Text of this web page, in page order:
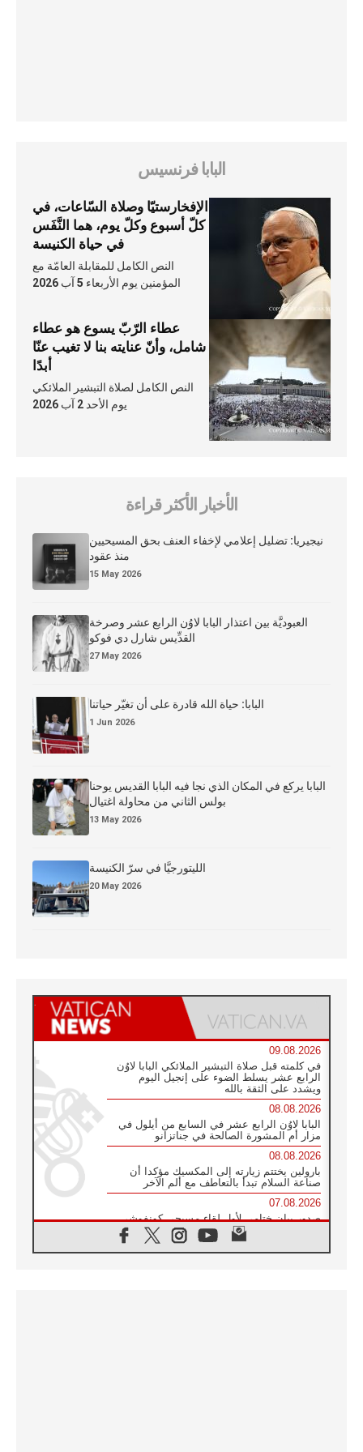
البابا فرنسيس
الإفخارستيّا وصلاة السّاعات، في
كلّ أسبوع وكلّ يوم، هما النَّفَس
في حياة الكنيسة
النص الكامل للمقابلة العامّة مع
المؤمنين يوم الأربعاء 5 آب 2026
عطاء الرّبّ يسوع هو عطاء
شامل، وأنّ عنايته بنا لا تغيب عنّا
أبدًا
النص الكامل لصلاة التبشير الملائكي
يوم الأحد 2 آب 2026
الأخبار الأكثر قراءة
نيجيريا: تضليل إعلامي لإخفاء العنف بحق المسيحيين
منذ عقود
15 May 2026
العبوديَّة بين اعتذار البابا لاوُن الرابع عشر وصرخة
القدِّيس شارل دي فوكو
27 May 2026
البابا: حياة الله قادرة على أن تغيّر حياتنا
1 Jun 2026
البابا يركع في المكان الذي نجا فيه البابا القديس يوحنا
بولس الثاني من محاولة اغتيال
13 May 2026
الليتورجيَّا في سرّ الكنيسة
20 May 2026
09.08.2026
في كلمته قبل صلاة التبشير الملائكي البابا لاوُن
الرابع عشر يسلط الضوء على إنجيل اليوم
ويشدد على الثقة بالله
08.08.2026
البابا لاوُن الرابع عشر في السابع من أيلول في
مزار أم المشورة الصالحة في جناتزانو
08.08.2026
بارولين يختتم زيارته إلى المكسيك مؤكدا أن
صناعة السلام تبدأ بالتعاطف مع ألم الآخر
07.08.2026
صدور بيان ختامي لأول لقاء مسيحي كونفوشي
بمشاركة الدائرة الفاتيكانية للحوار بين الأديان
07.08.2026